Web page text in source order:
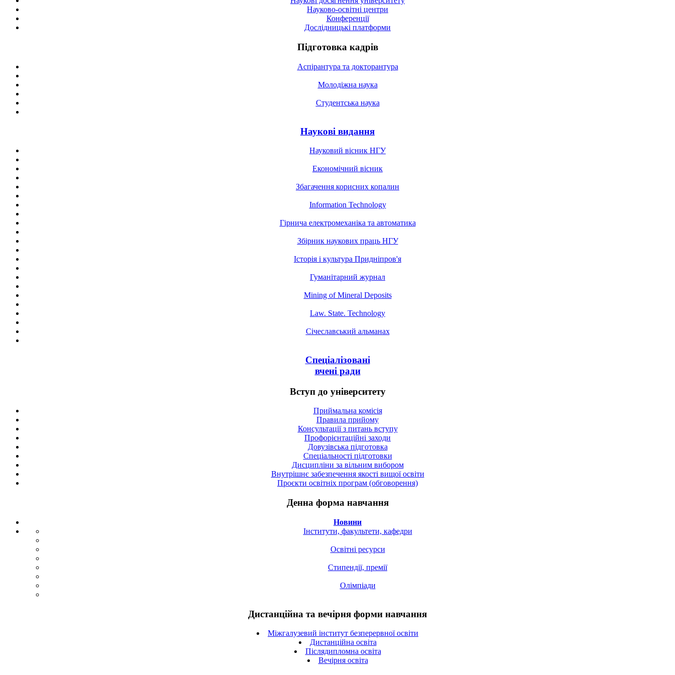
Науково-освітні центри
Конференції
Дослідницькі платформи
Підготовка кадрів
Аспірантура та докторантура
Молодіжна наука
Студентська наука
Наукові видання
Науковий вісник НГУ
Економічний вісник
Збагачення корисних копалин
Information Technology
Гірнича електромеханіка та автоматика
Збірник наукових праць НГУ
Історія і культура Придніпров'я
Гуманітарний журнал
Mining of Mineral Deposits
Law. State. Technology
Січеславський альманах
Спеціалізовані
вчені ради
Вступ до університету
Приймальна комісія
Правила прийому
Консультації з питань вступу
Профорієнтаційні заходи
Довузівська підготовка
Спецiальностi підготовки
Дисципліни за вільним вибором
Внутрішнє забезпечення якості вищої освіти
Проєкти освітніх програм (обговорення)
Денна форма навчання
Новини
Інститути, факультети, кафедри
Освітні ресурси
Стипендії, премії
Олімпіади
Дистанційна та вечірня форми навчання
Міжгалузевий інститут безперервної освіти
Дистанційна освіта
Післядипломна освіта
Вечірня освіта